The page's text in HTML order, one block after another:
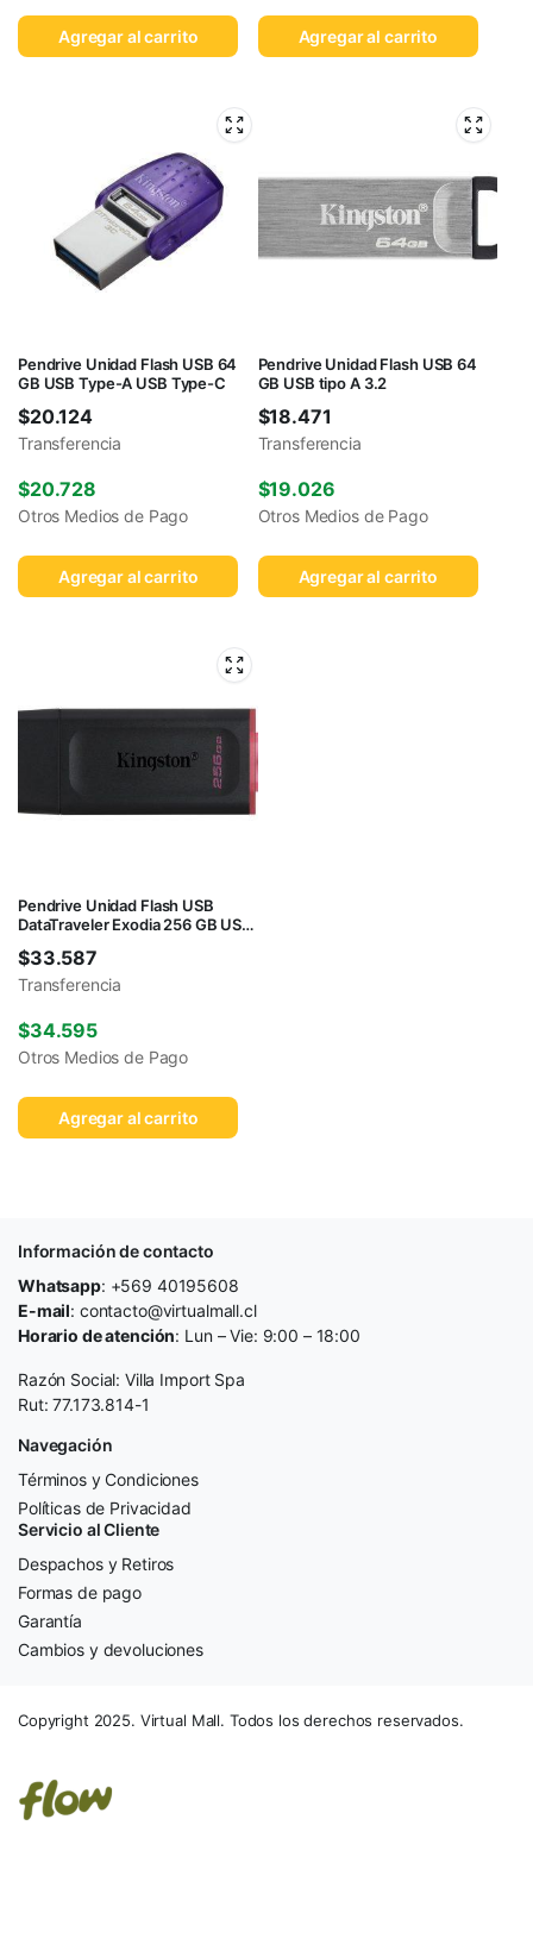
Agregar al carrito Agregar al carrito
Pendrive Unidad Flash USB 64
GB USB Type-A USB Type-C
$20.124
Transferencia
$20.728
Otros Medios de Pago
Agregar al carrito
Pendrive Unidad Flash USB 64
GB USB tipo A 3.2
$18.471
Transferencia
$19.026
Otros Medios de Pago
Agregar al carrito
Pendrive Unidad Flash USB
DataTraveler Exodia 256 GB USB
$33.587
Transferencia
$34.595
Otros Medios de Pago
Agregar al carrito
Información de contacto
Whatsapp: +569 40195608
E-mail: contacto@virtualmall.cl
Horario de atención: Lun – Vie: 9:00 – 18:00
Razón Social: Villa Import Spa
Rut: 77.173.814-1
Navegación
Términos y Condiciones
Políticas de Privacidad
Servicio al Cliente
Despachos y Retiros
Formas de pago
Garantía
Cambios y devoluciones
Copyright 2025. Virtual Mall. Todos los derechos reservados.